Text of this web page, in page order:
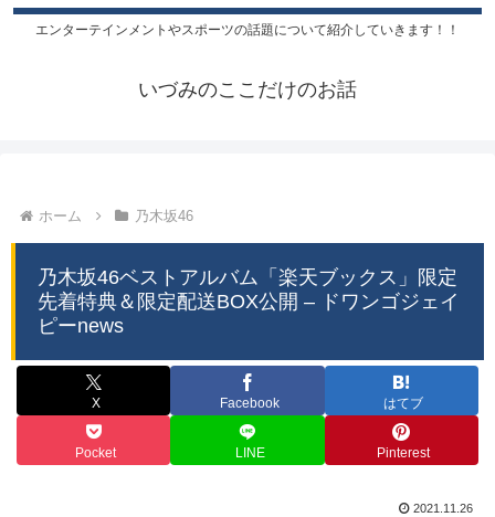
エンターテインメントやスポーツの話題について紹介していきます！！
いづみのここだけのお話
ホーム 乃木坂46
乃木坂46ベストアルバム「楽天ブックス」限定
先着特典＆限定配送BOX公開 – ドワンゴジェイ
ピーnews
X Facebook はてブ
Pocket LINE Pinterest
2021.11.26